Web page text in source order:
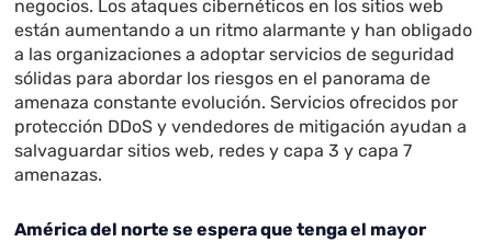
negocios. Los ataques cibernéticos en los sitios web
están aumentando a un ritmo alarmante y han obligado
a las organizaciones a adoptar servicios de seguridad
sólidas para abordar los riesgos en el panorama de
amenaza constante evolución. Servicios ofrecidos por
protección DDoS y vendedores de mitigación ayudan a
salvaguardar sitios web, redes y capa 3 y capa 7
amenazas.
América del norte se espera que tenga el mayor